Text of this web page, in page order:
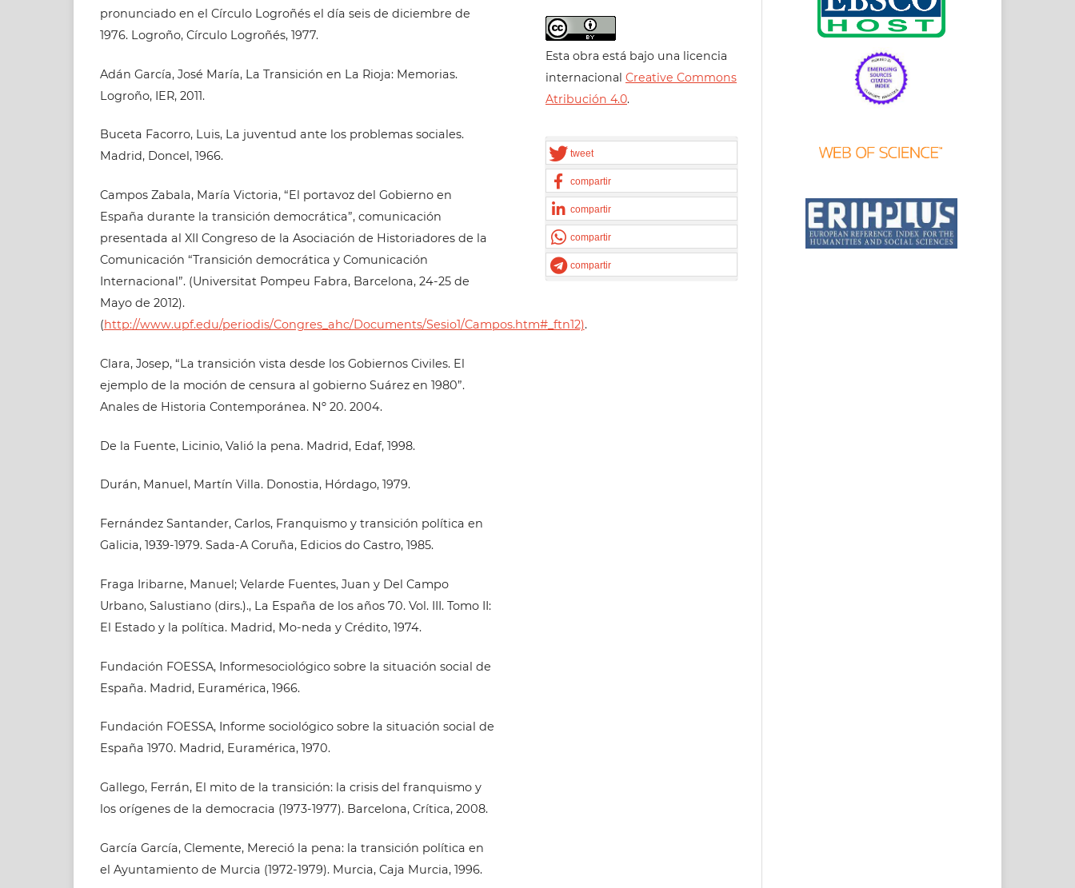
pronunciado en el Círculo Logroñés el día seis de diciembre de
1976. Logroño, Círculo Logroñés, 1977.
Adán García, José María, La Transición en La Rioja: Memorias.
Logroño, IER, 2011.
Buceta Facorro, Luis, La juventud ante los problemas sociales.
Madrid, Doncel, 1966.
Campos Zabala, María Victoria, “El portavoz del Gobierno en
España durante la transición democrática”, comunicación
presentada al XII Congreso de la Asociación de Historiadores de la
Comunicación “Transición democrática y Comunicación
Internacional”. (Universitat Pompeu Fabra, Barcelona, 24-25 de
Mayo de 2012).
(http://www.upf.edu/periodis/Congres_ahc/Documents/Sesio1/Campos.htm#_ftn12).
Clara, Josep, “La transición vista desde los Gobiernos Civiles. El
ejemplo de la moción de censura al gobierno Suárez en 1980”.
Anales de Historia Contemporánea. Nº 20. 2004.
De la Fuente, Licinio, Valió la pena. Madrid, Edaf, 1998.
Durán, Manuel, Martín Villa. Donostia, Hórdago, 1979.
Fernández Santander, Carlos, Franquismo y transición política en
Galicia, 1939-1979. Sada-A Coruña, Edicios do Castro, 1985.
Fraga Iribarne, Manuel; Velarde Fuentes, Juan y Del Campo
Urbano, Salustiano (dirs.)., La España de los años 70. Vol. III. Tomo II:
El Estado y la política. Madrid, Mo-neda y Crédito, 1974.
Fundación FOESSA, Informesociológico sobre la situación social de
España. Madrid, Euramérica, 1966.
Fundación FOESSA, Informe sociológico sobre la situación social de
España 1970. Madrid, Euramérica, 1970.
Gallego, Ferrán, El mito de la transición: la crisis del franquismo y
los orígenes de la democracia (1973-1977). Barcelona, Crítica, 2008.
García García, Clemente, Mereció la pena: la transición política en
el Ayuntamiento de Murcia (1972-1979). Murcia, Caja Murcia, 1996.
Esta obra está bajo una licencia
internacional Creative Commons
Atribución 4.0.
tweet
compartir
compartir
compartir
compartir